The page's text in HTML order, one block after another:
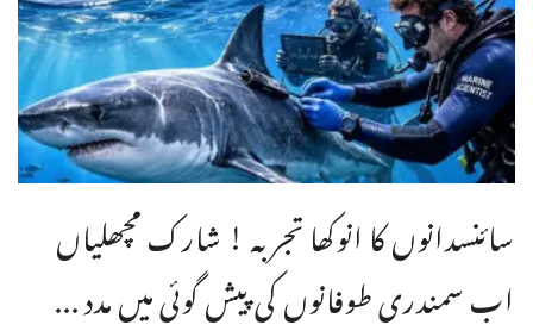
سائنسدانوں کا انوکھا تجربہ ! شارک مچھلیاں
اب سمندری طوفانوں کی پیش گوئی میں مدد ...